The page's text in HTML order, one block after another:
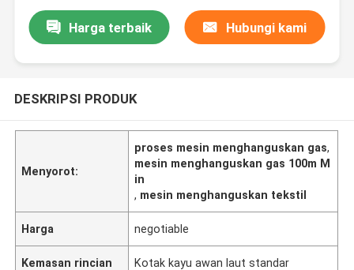
Harga terbaik Hubungi kami
DESKRIPSI PRODUK
Menyorot:
proses mesin menghanguskan gas,
mesin menghanguskan gas 100m M
in
, mesin menghanguskan tekstil
Harga negotiable
Kemasan rincian Kotak kayu awan laut standar